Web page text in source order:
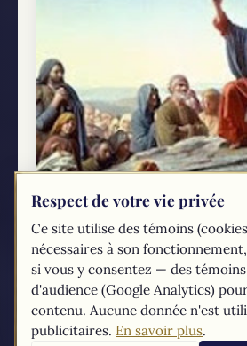
Jésus est Dieu : Le
(Marc 2, 1-12)
Comme il était entré de nouveau
après quelque temps on apprit
maison. Et beaucoup se
qu'il n'y avait plus de place,
Respect de votre vie privée
Ce site utilise des témoins
nécessaires à son
si vous y consentez — des
d'audience (Google Analytics)
contenu. Aucune donnée n'est
publicitaires. En savoir plus.